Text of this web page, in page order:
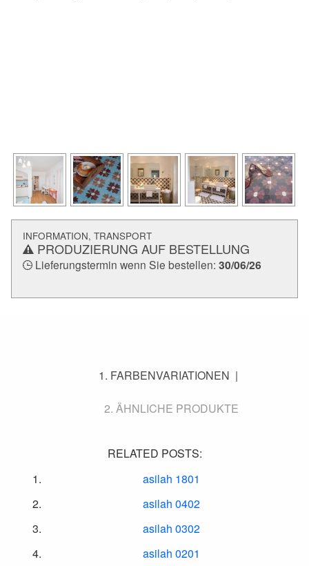
INFORMATION, TRANSPORT
PRODUZIERUNG AUF BESTELLUNG
Lieferungstermin wenn Sie bestellen: 30/06/26
FARBENVARIATIONEN
ÄHNLICHE PRODUKTE
RELATED POSTS:
asilah 1801
asilah 0402
asilah 0302
asilah 0201